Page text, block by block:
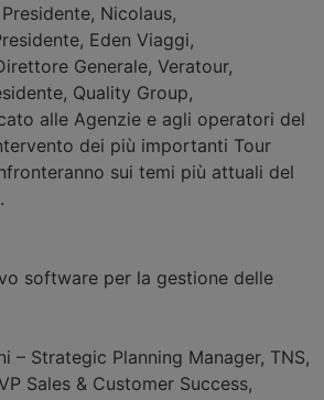
Presidente, Nicolaus,
Eden Viaggi,
Generale, Veratour,
Quality Group,
alle Agenzie e agli operatori del
dei più importanti Tour
sui temi più attuali del
software per la gestione delle
– Strategic Planning Manager, TNS,
Sales & Customer Success,